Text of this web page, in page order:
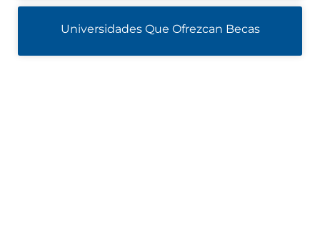
Universidades Que Ofrezcan Becas